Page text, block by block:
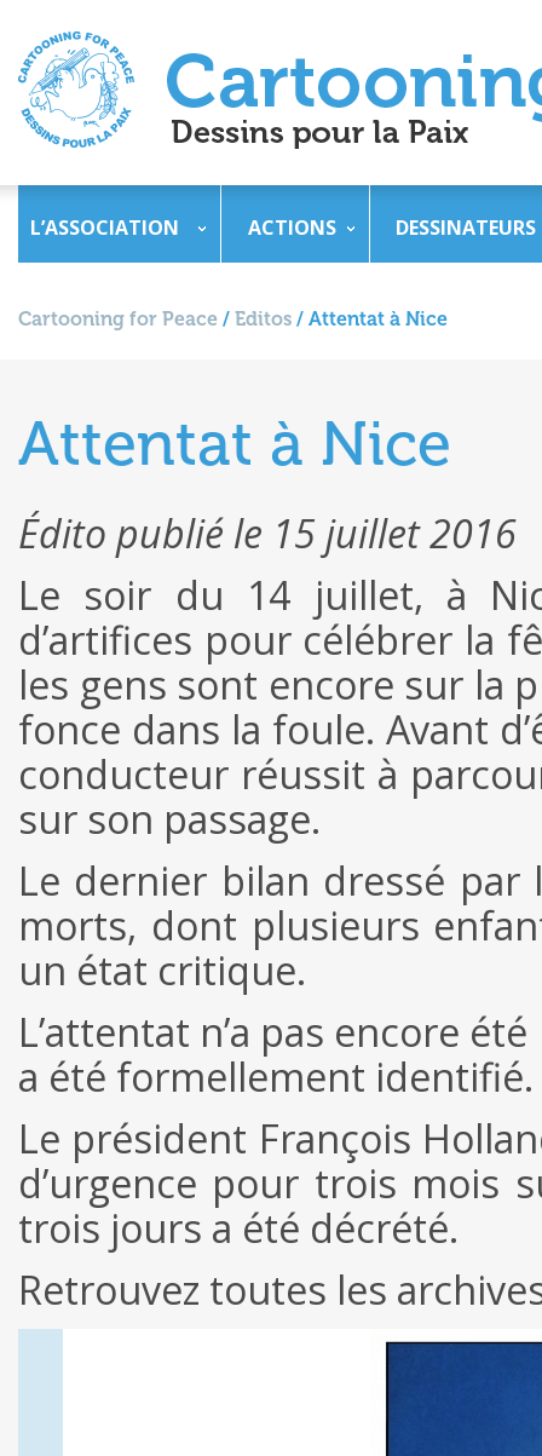
L’ASSOCIATION ACTIONS DESSINATEURS
Cartooning for Peace / Editos / Attentat à Nice
Attentat à Nice
Édito publié le 15 juillet 2016
Le soir du 14 juillet, à
d’artifices pour célébrer la
les gens sont encore sur la
fonce dans la foule. Avant
conducteur réussit à
sur son passage.
Le dernier bilan dressé par
morts, dont plusieurs
un état critique.
L’attentat n’a pas encore
a été formellement identifié.
Le président François
d’urgence pour trois mois
trois jours a été décrété.
Retrouvez toutes les